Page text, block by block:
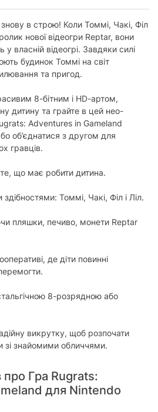
в строю! Коли Томмі, Чакі, Філ
нової відеогри Reptar, вони
власній відеогрі. Завдяки силі
будинок Томмі на світ
та пригод.
8-бітним і HD-артом,
дитину та грайте в цей нео-
Adventures in Gameland
об’єднатися з другом для
гравців.
що має робити дитина.
Томмі, Чакі, Філ і Ліл.
пляшки, печиво, монети Reptar
де діти повинні
8-розрядною або
викрутку, щоб розпочати
зі знайомими обличчями.
про Гра Rugrats:
для Nintendo